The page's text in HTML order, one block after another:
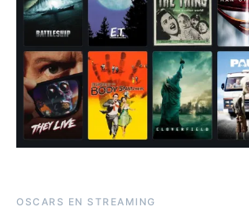
OSCARS EN STREAMING